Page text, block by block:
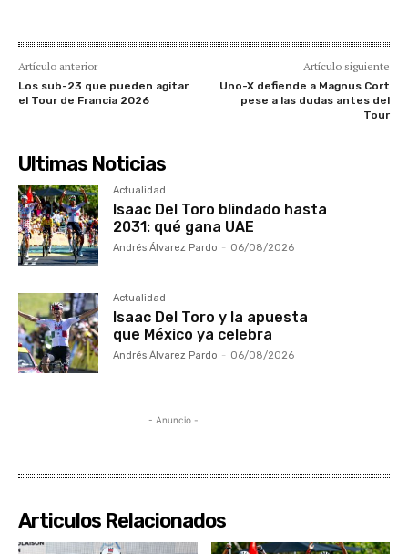
Artículo anterior
Los sub-23 que pueden agitar
el Tour de Francia 2026
Artículo siguiente
Uno-X defiende a Magnus Cort
pese a las dudas antes del
Tour
Ultimas Noticias
Actualidad
Isaac Del Toro blindado hasta
2031: qué gana UAE
Andrés Álvarez Pardo - 06/08/2026
Actualidad
Isaac Del Toro y la apuesta
que México ya celebra
Andrés Álvarez Pardo - 06/08/2026
- Anuncio -
Articulos Relacionados